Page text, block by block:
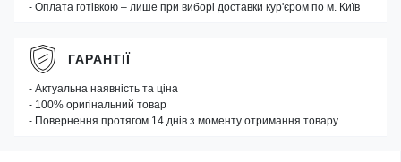
- Оплата готівкою – лише при виборі доставки кур'єром по м. Київ
ГАРАНТІЇ
- Актуальна наявність та ціна
- 100% оригінальний товар
- Повернення протягом 14 днів з моменту отримання товару